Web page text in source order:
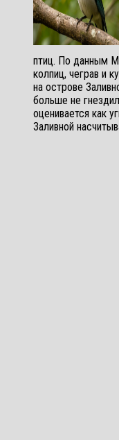
птиц. По данным
колпиц, чеграв и
на острове
больше не
оценивается как
Заливной